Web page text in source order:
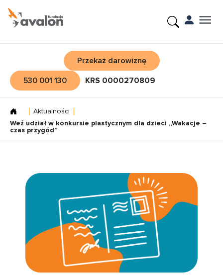
Przekaż darowiznę
530 001 130
KRS 0000270809
Aktualności
Weź udział w konkursie plastycznym dla dzieci „Wakacje –
czas przygód”